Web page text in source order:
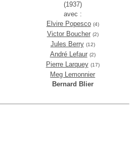
(1937)
avec :
Elvire Popesco (4)
Victor Boucher (2)
Jules Berry (12)
André Lefaur (2)
Pierre Larquey (17)
Meg Lemonnier
Bernard Blier